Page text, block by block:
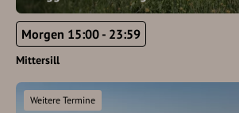
Morgen 15:00 - 23:59
Mittersill
Weitere Termine